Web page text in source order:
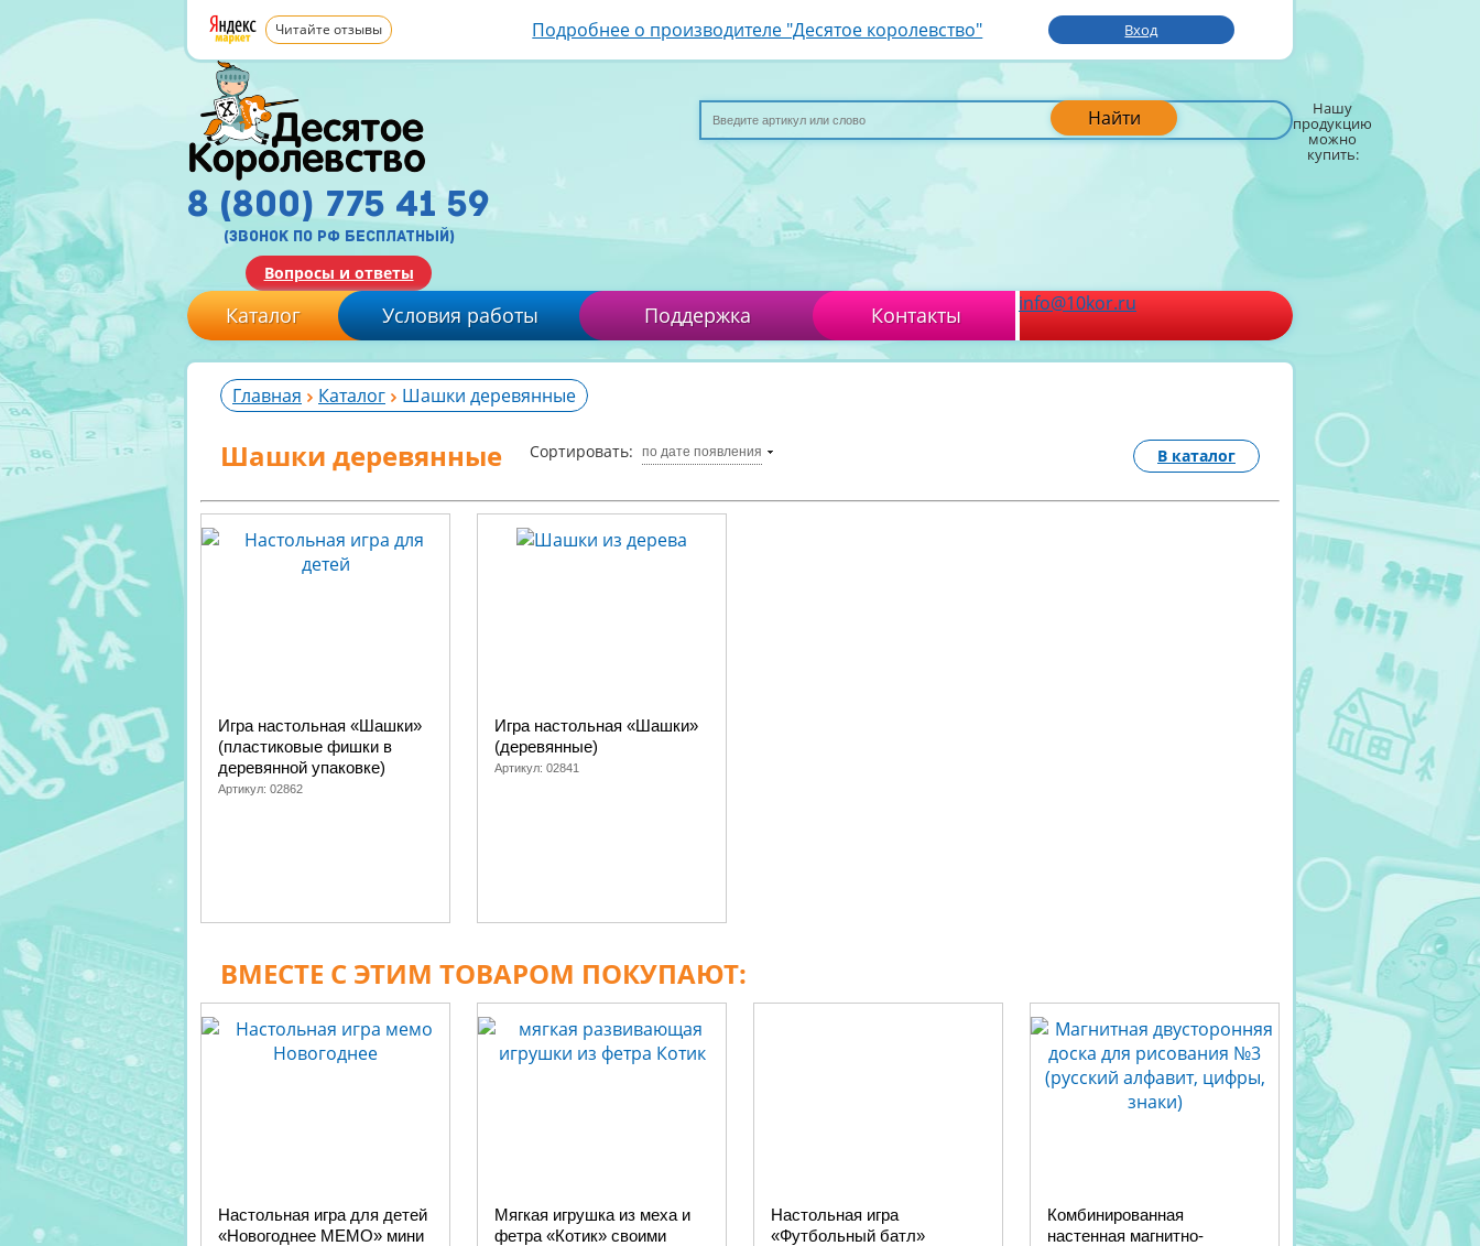
Читайте отзывы Подробнее о производителе "Десятое королевство" Вход
Найти Нашу
продукцию
можно
купить:
8 (800) 775 41 59
(звонок по рф бесплатный)
Вопросы и ответы
Каталог Условия работы Поддержка Контакты info@10kor.ru
Главная Каталог Шашки деревянные
Шашки деревянные Сортировать: по дате появления В каталог
Игра настольная «Шашки»
(пластиковые фишки в
деревянной упаковке)
Артикул: 02862
Игра настольная «Шашки»
(деревянные)
Артикул: 02841
ВМЕСТЕ С ЭТИМ ТОВАРОМ ПОКУПАЮТ:
Настольная игра для детей
«Новогоднее МЕМО» мини
Мягкая игрушка из меха и
фетра «Котик» своими
Настольная игра
«Футбольный батл»
Комбинированная
настенная магнитно-